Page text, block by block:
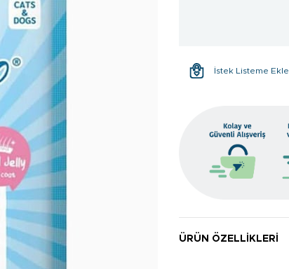
İstek Listeme Ekle
ÜRÜN ÖZELLIKLERI